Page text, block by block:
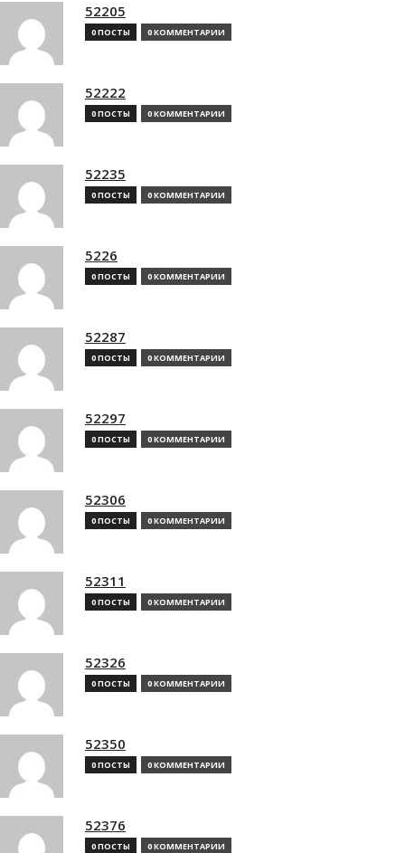
52205
0 ПОСТЫ 0 КОММЕНТАРИИ
52222
0 ПОСТЫ 0 КОММЕНТАРИИ
52235
0 ПОСТЫ 0 КОММЕНТАРИИ
5226
0 ПОСТЫ 0 КОММЕНТАРИИ
52287
0 ПОСТЫ 0 КОММЕНТАРИИ
52297
0 ПОСТЫ 0 КОММЕНТАРИИ
52306
0 ПОСТЫ 0 КОММЕНТАРИИ
52311
0 ПОСТЫ 0 КОММЕНТАРИИ
52326
0 ПОСТЫ 0 КОММЕНТАРИИ
52350
0 ПОСТЫ 0 КОММЕНТАРИИ
52376
0 ПОСТЫ 0 КОММЕНТАРИИ